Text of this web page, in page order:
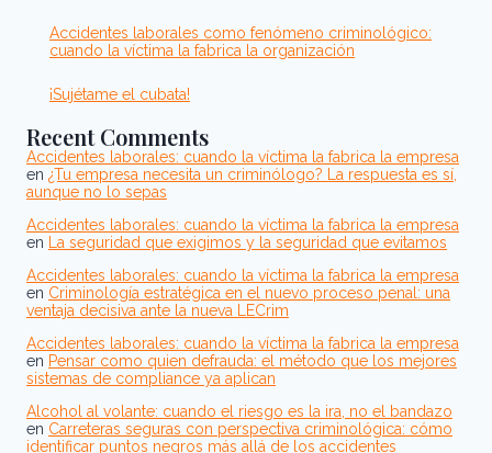
Accidentes laborales como fenómeno criminológico:
cuando la víctima la fabrica la organización
¡Sujétame el cubata!
Recent Comments
Accidentes laborales: cuando la víctima la fabrica la empresa
en ¿Tu empresa necesita un criminólogo? La respuesta es sí,
aunque no lo sepas
Accidentes laborales: cuando la víctima la fabrica la empresa
en
La seguridad que exigimos y la seguridad que evitamos
Accidentes laborales: cuando la víctima la fabrica la empresa
en Criminología estratégica en el nuevo proceso penal: una
ventaja decisiva ante la nueva LECrim
Accidentes laborales: cuando la víctima la fabrica la empresa
en Pensar como quien defrauda: el método que los mejores
sistemas de compliance ya aplican
Alcohol al volante: cuando el riesgo es la ira, no el bandazo
en Carreteras seguras con perspectiva criminológica: cómo
identificar puntos negros más allá de los accidentes